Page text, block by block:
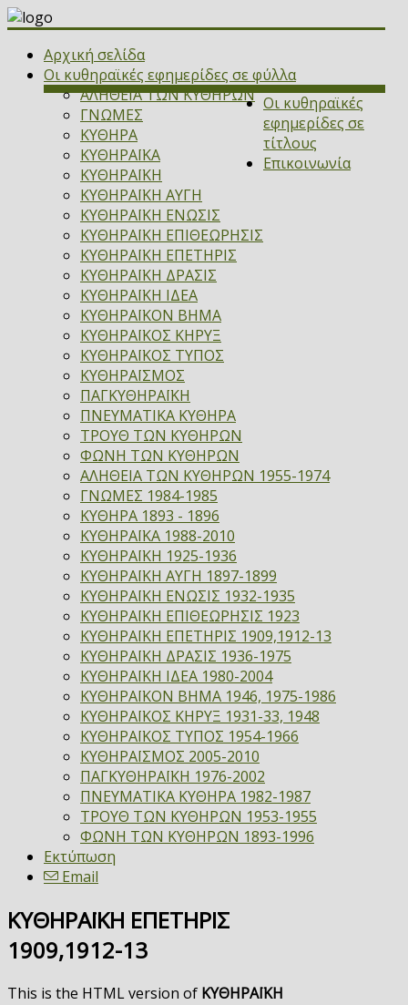
Αρχική σελίδα
Οι κυθηραϊκές εφημερίδες σε φύλλα
ΑΛΗΘΕΙΑ ΤΩΝ ΚΥΘΗΡΩΝ
ΓΝΩΜΕΣ
ΚΥΘΗΡΑ
ΚΥΘΗΡΑΪΚΑ
ΚΥΘΗΡΑΪΚΗ
ΚΥΘΗΡΑΪΚΗ ΑΥΓΗ
ΚΥΘΗΡΑΪΚΗ ΕΝΩΣΙΣ
ΚΥΘΗΡΑΪΚΗ ΕΠΙΘΕΩΡΗΣΙΣ
ΚΥΘΗΡΑΪΚΗ ΕΠΕΤΗΡΙΣ
ΚΥΘΗΡΑΪΚΗ ΔΡΑΣΙΣ
ΚΥΘΗΡΑΪΚΗ ΙΔΕΑ
ΚΥΘΗΡΑΪΚΟΝ ΒΗΜΑ
ΚΥΘΗΡΑΪΚΟΣ ΚΗΡΥΞ
ΚΥΘΗΡΑΪΚΟΣ ΤΥΠΟΣ
ΚΥΘΗΡΑΪΣΜΟΣ
ΠΑΓΚΥΘΗΡΑΪΚΗ
ΠΝΕΥΜΑΤΙΚΑ ΚΥΘΗΡΑ
ΤΡΟΥΘ ΤΩΝ ΚΥΘΗΡΩΝ
ΦΩΝΗ ΤΩΝ ΚΥΘΗΡΩΝ
Οι κυθηραϊκές
εφημερίδες σε
τίτλους
ΑΛΗΘΕΙΑ ΤΩΝ ΚΥΘΗΡΩΝ 1955-1974
ΓΝΩΜΕΣ 1984-1985
ΚΥΘΗΡΑ 1893 - 1896
ΚΥΘΗΡΑΪΚΑ 1988-2010
ΚΥΘΗΡΑΪΚΗ 1925-1936
ΚΥΘΗΡΑΪΚΗ ΑΥΓΗ 1897-1899
ΚΥΘΗΡΑΪΚΗ ΕΝΩΣΙΣ 1932-1935
ΚΥΘΗΡΑΪΚΗ ΕΠΙΘΕΩΡΗΣΙΣ 1923
ΚΥΘΗΡΑΪΚΗ ΕΠΕΤΗΡΙΣ 1909,1912-13
ΚΥΘΗΡΑΪΚΗ ΔΡΑΣΙΣ 1936-1975
ΚΥΘΗΡΑΪΚΗ ΙΔΕΑ 1980-2004
ΚΥΘΗΡΑΪΚΟΝ ΒΗΜΑ 1946, 1975-1986
ΚΥΘΗΡΑΪΚΟΣ ΚΗΡΥΞ 1931-33, 1948
ΚΥΘΗΡΑΪΚΟΣ ΤΥΠΟΣ 1954-1966
ΚΥΘΗΡΑΪΣΜΟΣ 2005-2010
ΠΑΓΚΥΘΗΡΑΪΚΗ 1976-2002
ΠΝΕΥΜΑΤΙΚΑ ΚΥΘΗΡΑ 1982-1987
ΤΡΟΥΘ ΤΩΝ ΚΥΘΗΡΩΝ 1953-1955
ΦΩΝΗ ΤΩΝ ΚΥΘΗΡΩΝ 1893-1996
Επικοινωνία
Εκτύπωση
Email
ΚΥΘΗΡΑΪΚΗ ΕΠΕΤΗΡΙΣ
1909,1912-13
This is the HTML version of ΚΥΘΗΡΑΪΚΗ